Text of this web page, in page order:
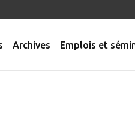
Archives Emplois et